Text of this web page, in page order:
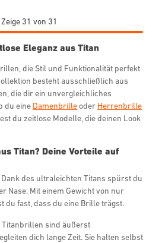
Zeige 31 von 31
Eleganz aus Titan
die Stil und Funktionalität perfekt
besteht ausschließlich aus
die dir ein unvergleichliches
du eine Damenbrilleoder Herrenbrille
du zeitlose Modelle, die deinen Look
Titan? Deine Vorteile auf
Dank des ultraleichten Titans spürst du
Nase. Mit einem Gewicht von nur
du fast, dass du eine Brille trägst.
Titanbrillen sind äußerst
dich lange Zeit. Sie halten selbst